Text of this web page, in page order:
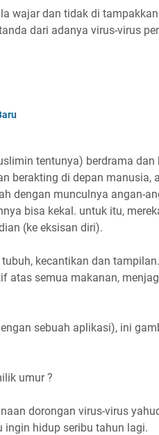
wajar dan tidak di
dari adanya virus-virus
tentunya) berdrama dan
berakting di depan manusia,
dengan munculnya angan-
bisa kekal. untuk itu,
(ke eksisan diri).
kecantikan dan
atas semua makanan,
sebuah aplikasi), ini
umur ?
dorongan virus-virus
ingin hidup seribu tahun lagi.